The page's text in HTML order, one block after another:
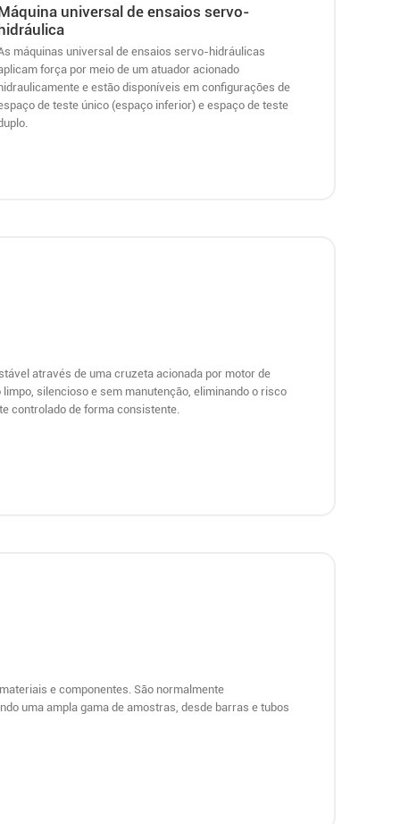
universal de ensaios servo-
hidráulica
máquinas universal de ensaios servo-hidráulicas
força por meio de um atuador acionado
hidraulicamente e estão disponíveis em configurações de
de teste único (espaço inferior) e espaço de teste
através de uma cruzeta acionada por motor de
silencioso e sem manutenção, eliminando o risco
controlado de forma consistente.
e componentes. São normalmente
uma ampla gama de amostras, desde barras e tubos